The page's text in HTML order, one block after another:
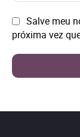
Site: Salve meu
próxima vez